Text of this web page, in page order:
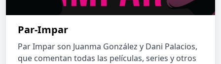
Par-Impar
Par Impar son Juanma González y Dani Palacios,
que comentan todas las películas, series y otros